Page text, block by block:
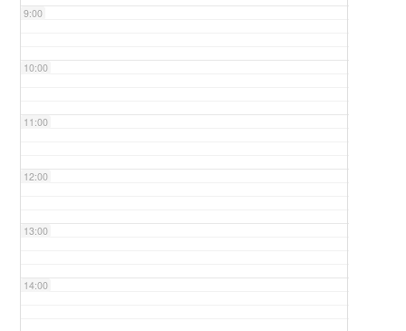
9:00
10:00
11:00
12:00
13:00
14:00